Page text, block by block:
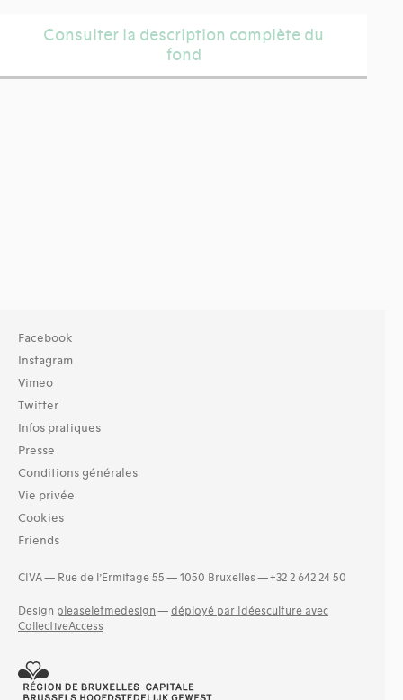
Consulter la description complète du
fond
Facebook
Instagram
Vimeo
Twitter
Infos pratiques
Presse
Conditions générales
Vie privée
Cookies
Friends
CIVA — Rue de l’Ermitage 55 — 1050 Bruxelles — +32 2 642 24 50
Design pleaseletmedesign — déployé par Idéesculture avec
CollectiveAccess